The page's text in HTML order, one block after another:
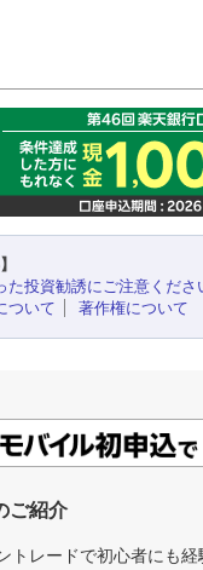
た投資勧誘にご注意くださ
ついて
著作権について
ご紹介
トレードで初心者にも